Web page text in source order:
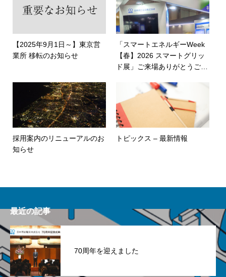
【2025年9月1日～】東京営
業所 移転のお知らせ
「スマートエネルギーWeek
【春】2026 スマートグリッ
ド展」ご来場ありがとうござ
採用案内のリニューアルのお
知らせ
トピックス – 最新情報
最近の記事
70周年を迎えました